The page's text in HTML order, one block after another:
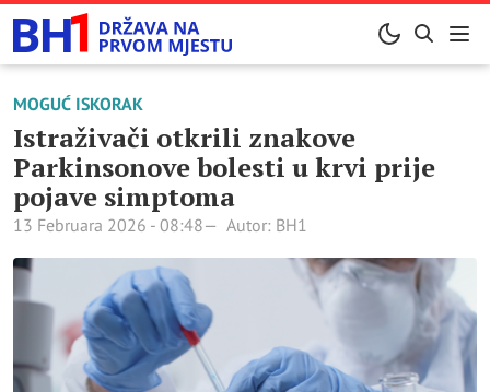
MOGUĆ ISKORAK
Istraživači otkrili znakove
Parkinsonove bolesti u krvi prije
pojave simptoma
13 Februara 2026 - 08:48 Autor: BH1